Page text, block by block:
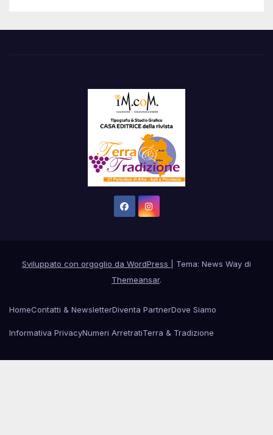
Sviluppato con orgoglio da WordPress
Tema: News Way di
Themeansar.
HomeContatti & NewsletterDiventa PartnerDove Siamo
Informativa PrivacyNumeri ArretratiTerra & Tradizione